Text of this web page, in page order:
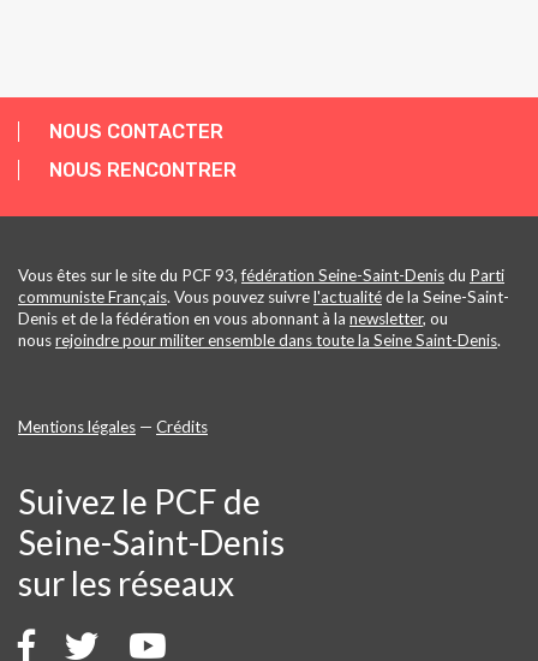
NOUS CONTACTER
NOUS RENCONTRER
Vous êtes sur le site du PCF 93,fédération Seine-Saint-Denisdu Parti
communiste Français. Vous pouvez suivrel'actualitéde la Seine-Saint-
Denis et de la fédération en vous abonnant à la newsletter, ou
nousrejoindre pour militer ensemble dans toute la Seine Saint-Denis.
Mentions légales — Crédits
Suivez le PCF de
Seine-Saint-Denis
sur les réseaux